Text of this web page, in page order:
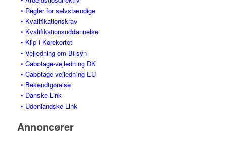
• Regler for selvstændige
• Kvalifikationskrav
• Kvalifikationsuddannelse
• Klip i Kørekortet
• Vejledning om Bilsyn
• Cabotage-vejledning DK
• Cabotage-vejledning EU
• Bekendtgørelse
• Danske Link
• Udenlandske Link
Annoncører